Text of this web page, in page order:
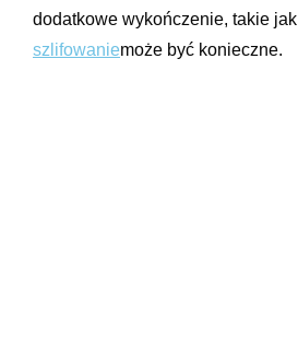
dodatkowe wykończenie, takie jak
szlifowaniemoże być konieczne.